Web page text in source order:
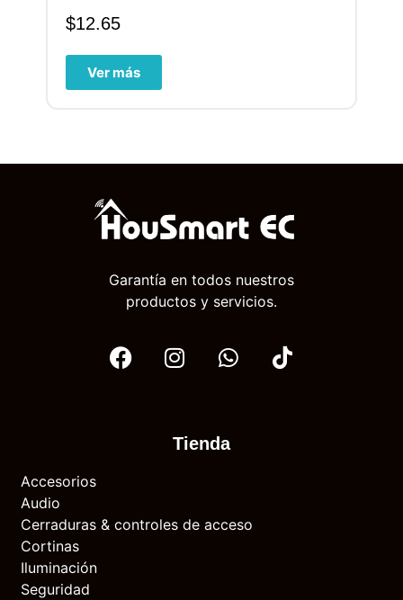
$12.65
Ver más
Garantía en todos nuestros
productos y servicios.
Tienda
Accesorios
Audio
Cerraduras & controles de acceso
Cortinas
Iluminación
Seguridad